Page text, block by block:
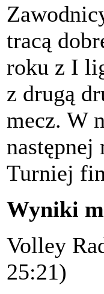
tracą
roku z I
z drugą
mecz. W
Turniej
Wyniki
Volley
25:21)